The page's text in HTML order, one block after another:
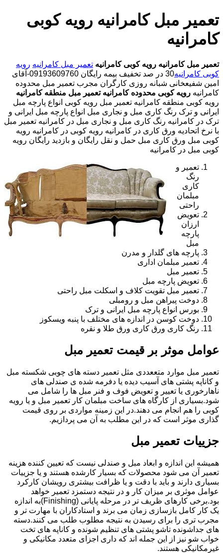
تعمیر مبل کامرانیه رویه کوبی
کامرانیه
تعمیر مبل کامرانیه رویه کوبی کامرانیه تعمیر مبل کامرانیه رویه
کوبی کامرانیه
30 در صد تخفیف بیمه رایگان 09193609760-آقای
امین شفیعخانی شبانه روزی کارگران مجرب تعمیر مبل محدوده
کامرانیه رویه کوبی محدوده کامرانیه تعمیر مبل منطقه کامرانیه
رویه کوبی منطقه کامرانیه تعمیر مبل رویه کوبی انواع پارچه مبل
ایرانی و ترک رنگ کاری مبل و نجاری مبل انواع پارچه مبل ایرانی و
ترک در کامرانیه رنگ کاری مبل و نجاری مبل در کامرانیه تعمیر مبل
با نرخ اتحادیه ورق کاری در کامرانیه رویه کوبی در کامرانیه رویه
کوبی مبل ورق کاری مبل حمل و نقل رایگان و بازدید رایگان رویه
کوبی مبل در کامرانیه
تعمیر و
رنگ
کاری
مبلمان
راحتی
تعویض
ارزان
پارچه
مبل
پارچه های گلدار و مدرن
تعمیر مبلمان اداری
تعمیر مبل
تعویض پارچه مبل
تعمیر مبل تقویت کلاف و اسکلت مبل راحتی
دوخت پیراهن مبل و رومبلی
بورس انواع پارچه مبل ایرانی و ترک
دوخت کوسن در اندازه های مختلف با پنبه ویسکوز
رنگ کاری ورق کاری ورق طلا و نقره
عوامل موثر بر قیمت تعمیر مبل
تعمیر مبل موارد متععددی مثل تعمیر دسته های چوبی شکسته مبل
و کاناپه پشتی های آسیب دیده یا دفرمه شده ی صندلی های
ناهارخوری یا تعییر و تعویض فوف و فنر مبل ها را شامل می
شود.بسیاری از کارگاه های ساخت مبلمان کار تعمیر مبل و یا رویه
کوبی را هم انجام می دهند.در این زمینه مواردی بر روی قیمت
گذاری موثر است که در این مطلب به آن می پردازیم.
جزییات تعمیر مبل
همیشه این اندازه و ابعاد مبل و صندلی نیست که تعیین کننده هزینه
تعمیر آن می شود محصولات که بسیار کارشده هستند و یا جزییات
بسیاری دارند و باید با دقت و یا ظرافت بیشتری رویشان کارکرد
عوامل موثری بر میزان کار و در نتیجه دستمزد تعمیر خواهد
بود.برخی کارهای ظریف تر در مرحله پایانی (Finishing)به اندازه
یک کار کامل بازسازی زمان می برند و استادکاران با مهارت تر و
مجرب تری را برای رسیدن به نتیجه مطلوب طلب می کنند.دسته
های جداشونده تاشو پشتی های تنظیم شونده و کاناپه های تخت
خواب شو نیز از این جمله اند که داری اجزای متعدد مکانیکی و
غیرمکانیکی هستند.